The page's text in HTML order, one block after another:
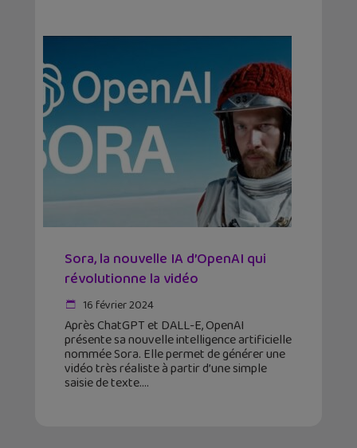
Sora, la nouvelle IA d’OpenAI qui
révolutionne la vidéo
16 février 2024
Après ChatGPT et DALL-E, OpenAI
présente sa nouvelle intelligence artificielle
nommée Sora. Elle permet de générer une
vidéo très réaliste à partir d’une simple
saisie de texte.